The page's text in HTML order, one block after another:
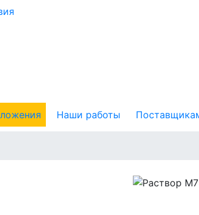
Наши работы